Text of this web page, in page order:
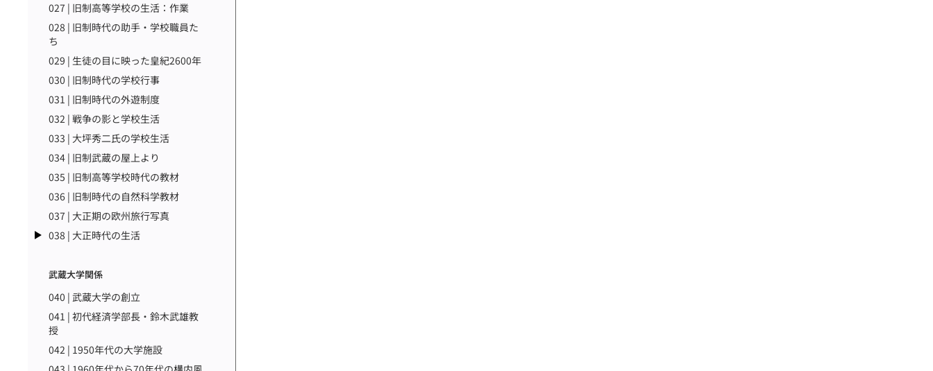
027 | 旧制高等学校の生活：作業
028 | 旧制時代の助手・学校職員た
ち
029 | 生徒の目に映った皇紀2600年
030 | 旧制時代の学校行事
031 | 旧制時代の外遊制度
032 | 戦争の影と学校生活
033 | 大坪秀二氏の学校生活
034 | 旧制武蔵の屋上より
035 | 旧制高等学校時代の教材
036 | 旧制時代の自然科学教材
037 | 大正期の欧州旅行写真
038 | 大正時代の生活
武蔵大学関係
040 | 武蔵大学の創立
041 | 初代経済学部長・鈴木武雄教
授
042 | 1950年代の大学施設